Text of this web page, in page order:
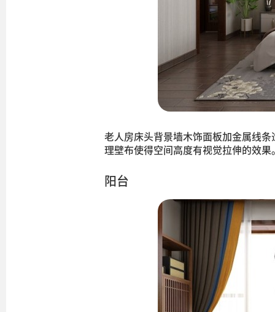
老人房床头背景墙木饰面板加金属线
理壁布使得空间高度有视觉拉伸的效
阳台